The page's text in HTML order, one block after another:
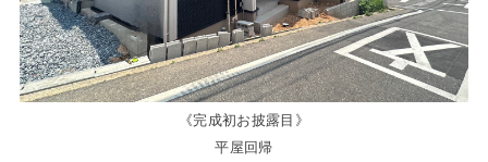
《完成初お披露目》
平屋回帰